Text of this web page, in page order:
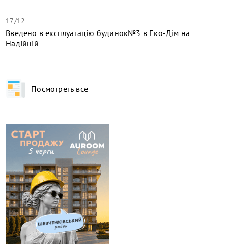
17/12
​Введено в експлуатацію будинок№3 в Еко-Дім на
Надійній
Посмотреть все